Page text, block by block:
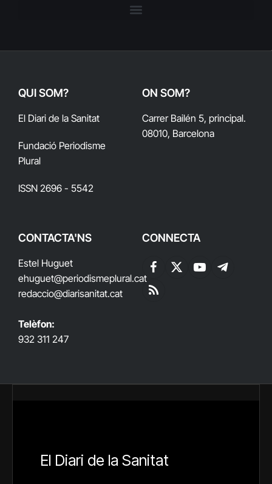
QUI SOM?
El Diari de la Sanitat
Fundació Periodisme
Plural
ISSN 2696 - 5542
ON SOM?
Carrer Bailén 5, principal.
08010, Barcelona
CONTACTA'NS
Estel Huguet
ehuguet@periodismeplural.cat
redaccio@diarisanitat.cat
Telèfon:
932 311 247
CONNECTA
Facebook
X
YouTubeTelegram
RSS